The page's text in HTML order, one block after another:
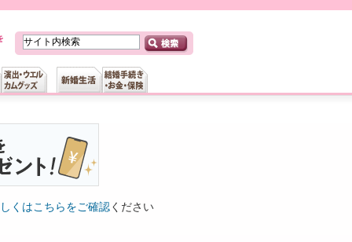
くはこちらをご確認 ください